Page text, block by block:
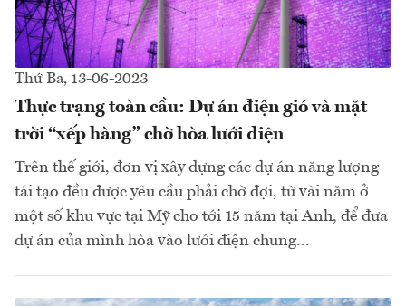
Thứ Ba, 13-06-2023
Thực trạng toàn cầu: Dự án điện gió và mặt
trời “xếp hàng” chờ hòa lưới điện
Trên thế giới, đơn vị xây dựng các dự án năng lượng
tái tạo đều được yêu cầu phải chờ đợi, từ vài năm ở
một số khu vực tại Mỹ cho tới 15 năm tại Anh, để đưa
dự án của mình hòa vào lưới điện chung...